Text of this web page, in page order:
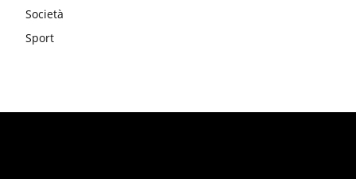
Società
Sport